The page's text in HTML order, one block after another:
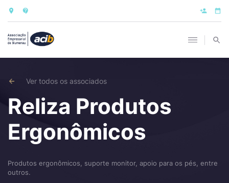
Ver todos os associados
Reliza Produtos
Ergonômicos
Produtos ergonômicos, suporte monitor, apoio para os pés, entre
outros.